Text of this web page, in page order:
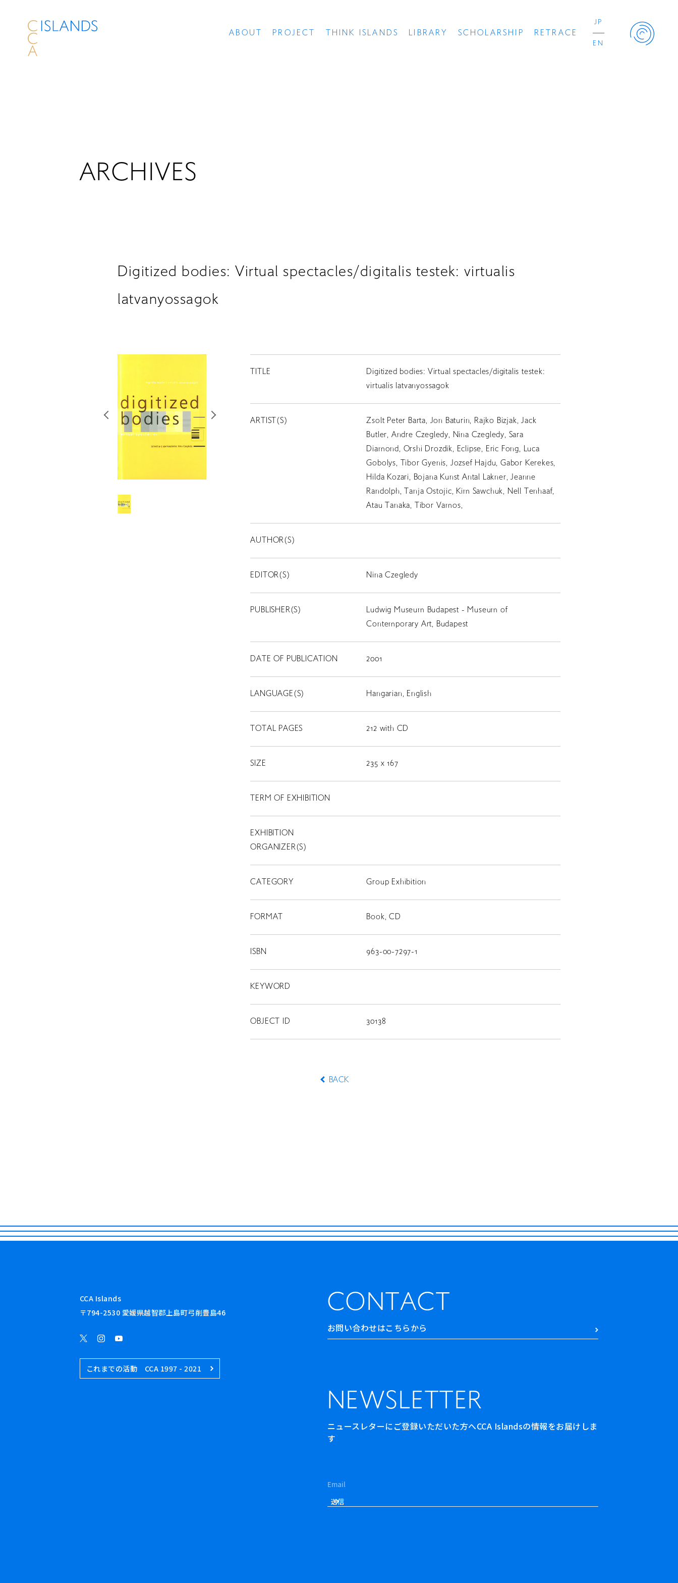
ABOUT PROJECT THINK ISLANDS LIBRARY SCHOLARSHIP RETRACE
JP
EN
THINK ISLANDS
LIBRARY
RETRACE
動画
ARCHIVES
Digitized bodies: Virtual spectacles/digitalis testek: virtualis
latvanyossagok
TITLE
Digitized bodies: Virtual spectacles/digitalis testek:
virtualis latvanyossagok
ARTIST(S)
Zsolt Peter Barta, Jon Baturin, Rajko Bizjak, Jack
Butler, Andre Czegledy, Nina Czegledy, Sara
Diamond, Orshi Drozdik, Eclipse, Eric Fong, Luca
Gobolys, Tibor Gyenis, Jozsef Hajdu, Gabor Kerekes,
Hilda Kozari, Bojana Kunst Antal Lakner, Jeanne
Randolph, Tanja Ostojic, Kim Sawchuk, Nell Tenhaaf,
Atau Tanaka, Tibor Vamos,
AUTHOR(S)
EDITOR(S) Nina Czegledy
PUBLISHER(S)
Ludwig Museum Budapest - Museum of
Contemporary Art, Budapest
DATE OF PUBLICATION 2001
LANGUAGE(S) Hangarian, English
TOTAL PAGES 212 with CD
SIZE 235 x 167
TERM OF EXHIBITION
EXHIBITION
ORGANIZER(S)
CATEGORY Group Exhibition
FORMAT Book, CD
ISBN 963-00-7297-1
KEYWORD
OBJECT ID 30138
BACK
CONTACT
お問い合わせはこちらから
NEWSLETTER
ニュースレターにご登録いただいた方へCCA Islandsの情報をお届けしま
す
CCA Islands
〒794-2530 愛媛県越智郡上島町弓削豊島46
これまでの活動 CCA 1997 - 2021